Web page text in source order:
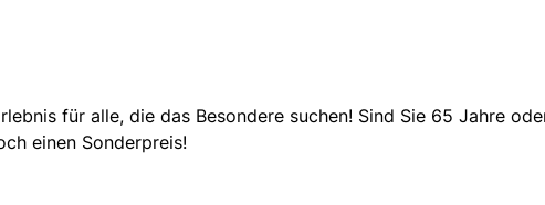
für alle, die das Besondere suchen! Sind Sie 65 Jahre
einen Sonderpreis!